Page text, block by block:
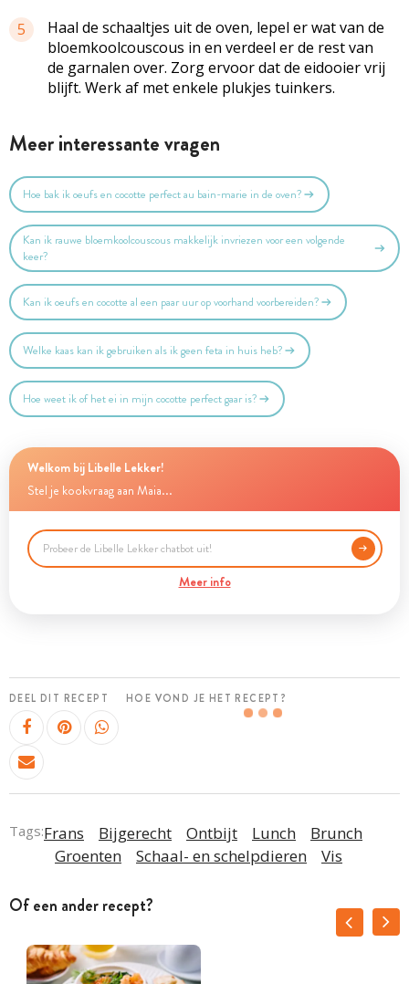
5
Haal de schaaltjes uit de oven, lepel er wat van de
bloemkoolcouscous in en verdeel er de rest van
de garnalen over. Zorg ervoor dat de eidooier vrij
blijft. Werk af met enkele plukjes tuinkers.
Meer interessante vragen
Hoe bak ik oeufs en cocotte perfect au bain-marie in de oven?
Kan ik rauwe bloemkoolcouscous makkelijk invriezen voor een volgende
keer?
Kan ik oeufs en cocotte al een paar uur op voorhand voorbereiden?
Welke kaas kan ik gebruiken als ik geen feta in huis heb?
Hoe weet ik of het ei in mijn cocotte perfect gaar is?
Welkom bij Libelle Lekker!
Stel je kookvraag aan Maia...
Meer info
DEEL DIT RECEPT HOE VOND JE HET RECEPT?
Tags:Frans Bijgerecht Ontbijt Lunch
Brunch
Groenten
Schaal- en schelpdieren Vis
Of een ander recept?